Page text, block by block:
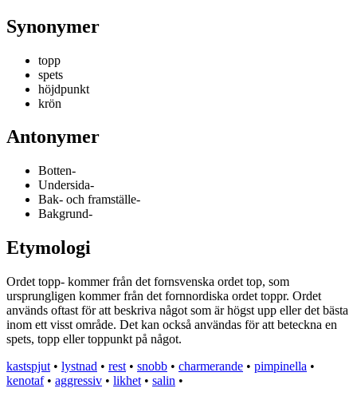
Synonymer
topp
spets
höjdpunkt
krön
Antonymer
Botten-
Undersida-
Bak- och framställe-
Bakgrund-
Etymologi
Ordet topp- kommer från det fornsvenska ordet top, som
ursprungligen kommer från det fornnordiska ordet toppr. Ordet
används oftast för att beskriva något som är högst upp eller det bästa
inom ett visst område. Det kan också användas för att beteckna en
spets, topp eller toppunkt på något.
kastspjut • lystnad • rest • snobb • charmerande • pimpinella •
kenotaf• aggressiv • likhet • salin •